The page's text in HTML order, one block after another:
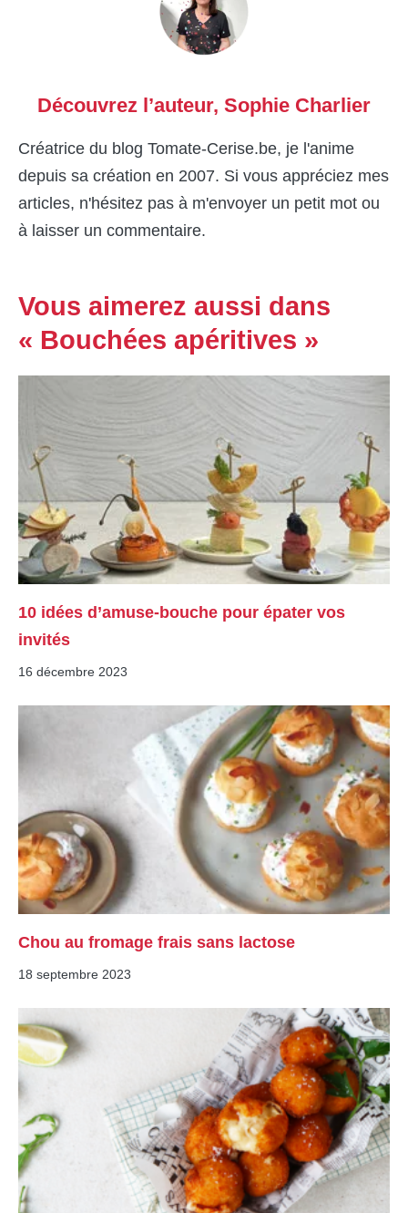
Découvrez l’auteur, Sophie Charlier
Créatrice du blog Tomate-Cerise.be, je l'anime
depuis sa création en 2007. Si vous appréciez mes
articles, n'hésitez pas à m'envoyer un petit mot ou
à laisser un commentaire.
Vous aimerez aussi dans
« Bouchées apéritives »
10 idées d’amuse-bouche pour épater vos
invités
16 décembre 2023
Chou au fromage frais sans lactose
18 septembre 2023